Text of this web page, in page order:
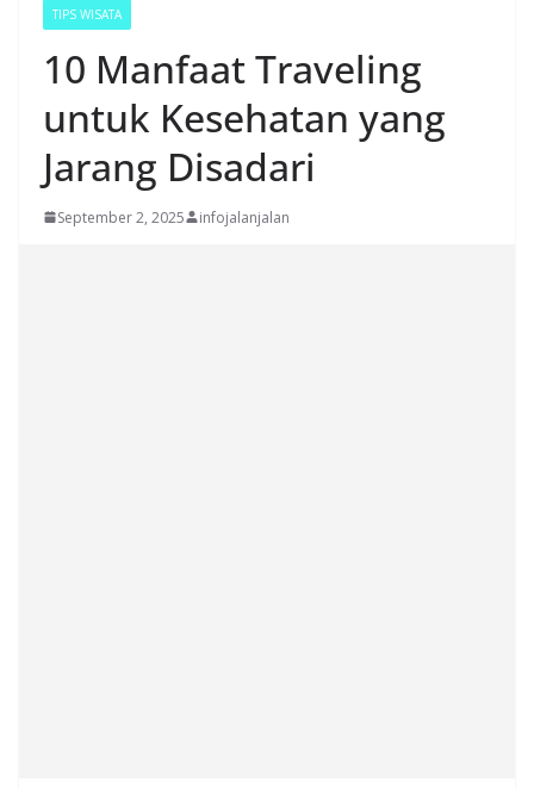
TIPS WISATA
10 Manfaat Traveling
untuk Kesehatan yang
Jarang Disadari
September 2, 2025 infojalanjalan